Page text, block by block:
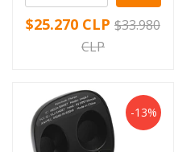
$25.270 CLP $33.980
CLP
-13%